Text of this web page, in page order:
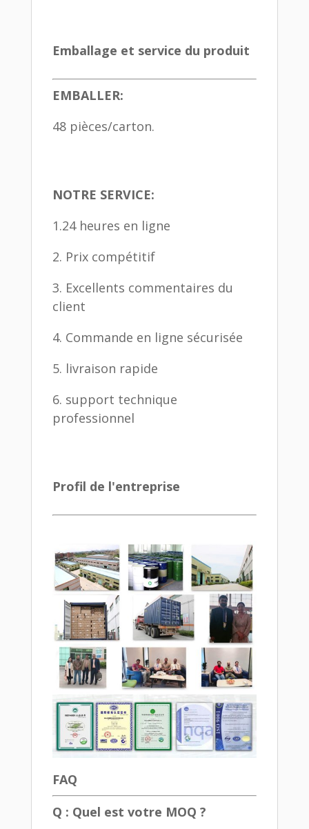
Emballage et service du produit
EMBALLER:
48 pièces/carton.
NOTRE SERVICE:
1.24 heures en ligne
2. Prix compétitif
3. Excellents commentaires du
client
4. Commande en ligne sécurisée
5. livraison rapide
6. support technique
professionnel
Profil de l'entreprise
FAQ
Q : Quel est votre MOQ ?